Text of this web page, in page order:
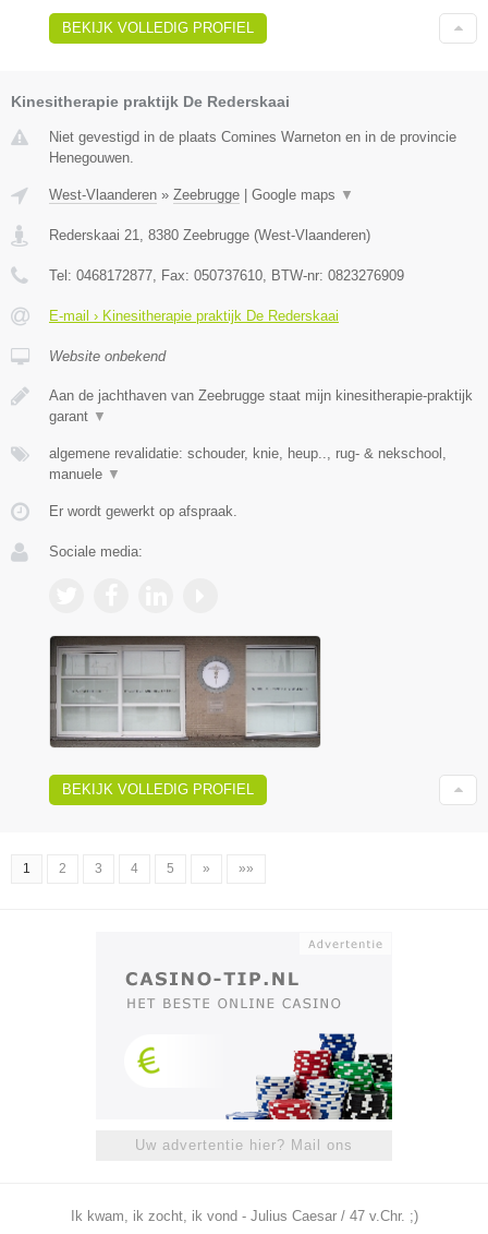
BEKIJK VOLLEDIG PROFIEL
Kinesitherapie praktijk De Rederskaai
Niet gevestigd in de plaats Comines Warneton en in de provincie
Henegouwen.
West-Vlaanderen » Zeebrugge | Google maps ▼
Rederskaai 21 8380 Zeebrugge (West-Vlaanderen)
Tel: 0468172877 , Fax: 050737610 , BTW-nr: 0823276909
E-mail › Kinesitherapie praktijk De Rederskaai
Website onbekend
Aan de jachthaven van Zeebrugge staat mijn kinesitherapie-praktijk
garant ▼
algemene revalidatie: schouder, knie, heup.., rug- & nekschool,
manuele ▼
Er wordt gewerkt op afspraak.
Sociale media:
BEKIJK VOLLEDIG PROFIEL
1 2 3 4 5 » »»
Uw advertentie hier? Mail ons
Ik kwam, ik zocht, ik vond - Julius Caesar / 47 v.Chr. ;)